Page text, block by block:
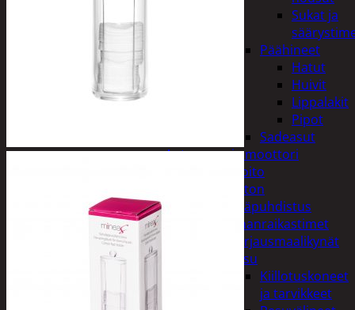
Sukat ja
Päähineet
Hatut
Huivit
Lippalakit
Pipot
Sadeasut
Auto, vene ja moottori
Autonhoito
Auton
sisäpuhdistus
Ilmanraikastimet
Korjausmaalikynät
Pesu
Kiillotuskoneet
ja tarvikkeet